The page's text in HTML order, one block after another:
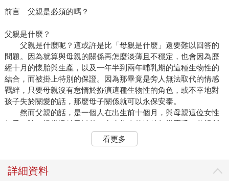
前言 父親是必須的嗎？
父親是什麼？
父親是什麼呢？這或許是比「母親是什麼」還要難以回答的
問題。因為就算與母親的關係再怎麼淡薄且不穩定，也會因為歷
經十月的懷胎與生產，以及一年半到兩年哺乳期的這種生物性的
結合，而被掛上特別的保證。因為那畢竟是旁人無法取代的情感
羈絆，只要母親沒有怠惰於扮演這種生物性的角色，或不幸地對
孩子失於關愛的話，那麼母子關係就可以永保安泰。
然而父親的話，是一個人在出生前十個月，與母親這位女性
相愛，除了提供過精子以外，在生物上的連結相當匱乏。父親所
完成的生物性角色，尤其不存在。換句話說，對孩子而言，父親
之不可欠缺，是在孩子以受精卵誕生之前的瞬間，就幾乎等於結
就生物性而言，父親幾乎可以說是無關緊要的，也由於這個
看更多
詳細資料